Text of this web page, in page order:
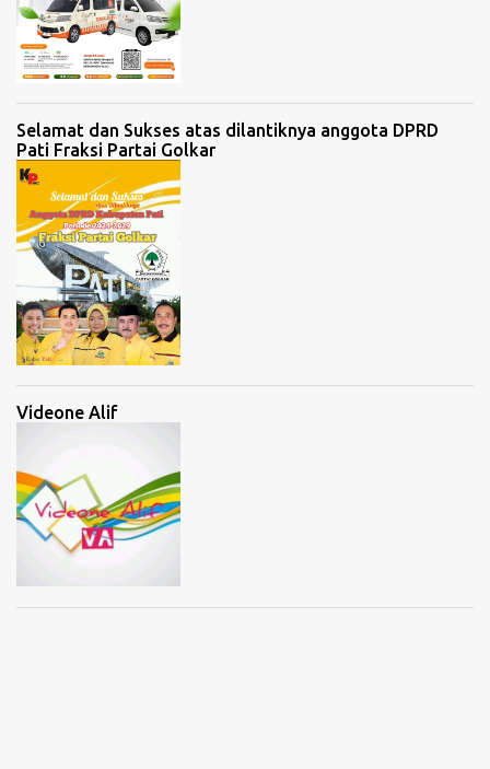
Selamat dan Sukses atas dilantiknya anggota DPRD
Pati Fraksi Partai Golkar
Videone Alif